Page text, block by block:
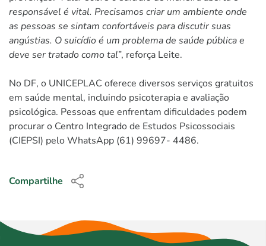
responsável é vital. Precisamos criar um ambiente onde
as pessoas se sintam confortáveis para discutir suas
angústias. O suicídio é um problema de saúde pública e
deve ser tratado como tal”, reforça Leite.
No DF, o UNICEPLAC oferece diversos serviços gratuitos
em saúde mental, incluindo psicoterapia e avaliação
psicológica. Pessoas que enfrentam dificuldades podem
procurar o Centro Integrado de Estudos Psicossociais
(CIEPSI) pelo WhatsApp (61) 99697- 4486.
Compartilhe